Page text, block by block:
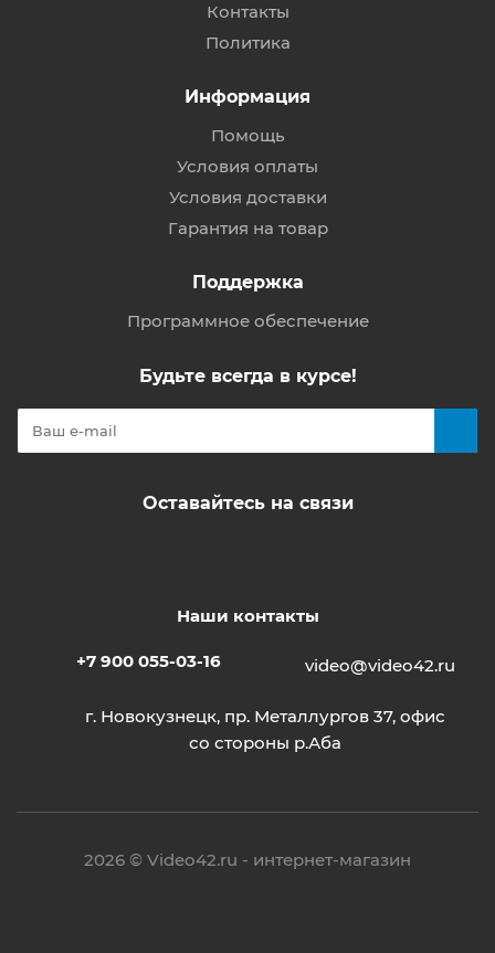
Контакты
Политика
Информация
Помощь
Условия оплаты
Условия доставки
Гарантия на товар
Поддержка
Программное обеспечение
Будьте всегда в курсе!
Оставайтесь на связи
Наши контакты
+7 900 055-03-16 video@video42.ru
г. Новокузнецк, пр. Металлургов 37, офис
со стороны р.Аба
2026 © Video42.ru - интернет-магазин